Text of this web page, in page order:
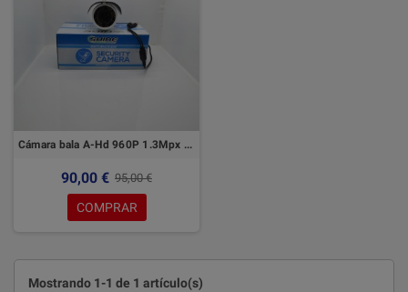
Cámara bala A-Hd 960P 1.3Mpx - Shine
90,00 € 95,00 €
COMPRAR
Mostrando 1-1 de 1 artículo(s)